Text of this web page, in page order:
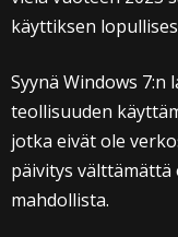
käyttiksen
Syynä Windows
teollisuuden
jotka eivät ole
päivitys välttämättä
mahdollista.